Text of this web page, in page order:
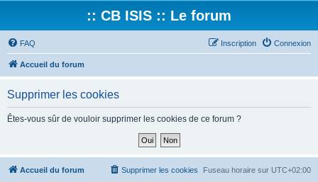
:: CB ISIS :: Le forum
FAQ Connexion
Inscription
Accueil du forum
Supprimer les cookies
Êtes-vous sûr de vouloir supprimer les cookies de ce forum ?
Accueil du forum Fuseau horaire sur UTC+02:00
Supprimer les cookies